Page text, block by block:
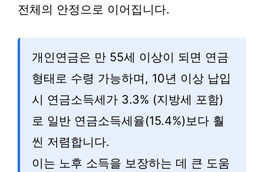
전체의 안정으로 이어집니다.
개인연금은 만 55세 이상이 되면 연금
형태로 수령 가능하며, 10년 이상 납입
시 연금소득세가 3.3% (지방세 포함)
로 일반 연금소득세율(15.4%)보다 훨
씬 저렴합니다.
이는 노후 소득을 보장하는 데 큰 도움